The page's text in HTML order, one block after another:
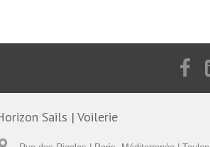
Sails | Voilerie